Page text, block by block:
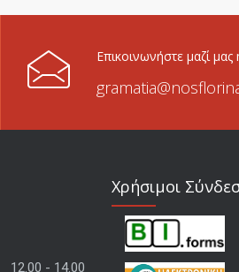
Επικοινωνήστε μαζί μας
12.00 - 14.00
Χρήσιμοι